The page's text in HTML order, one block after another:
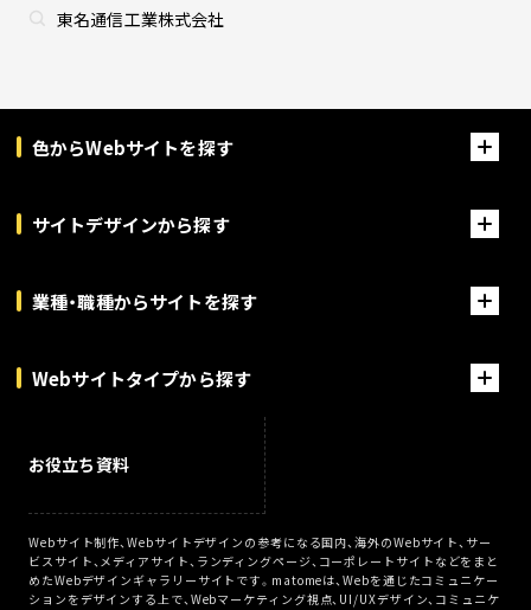
東名通信工業株式会社
色からWebサイトを探す
サイトデザインから探す
業種・職種からサイトを探す
Webサイトタイプから探す
お役立ち資料
Webサイト制作、Webサイトデザインの参考になる国内、海外のWebサイト、サー
ビスサイト、メディアサイト、ランディングページ、コーポレートサイトなどをまと
めたWebデザインギャラリーサイトです。matomeは、Webを通じたコミュニケー
ションをデザインする上で、Webマーケティング視点、UI/UXデザイン、コミュニケ